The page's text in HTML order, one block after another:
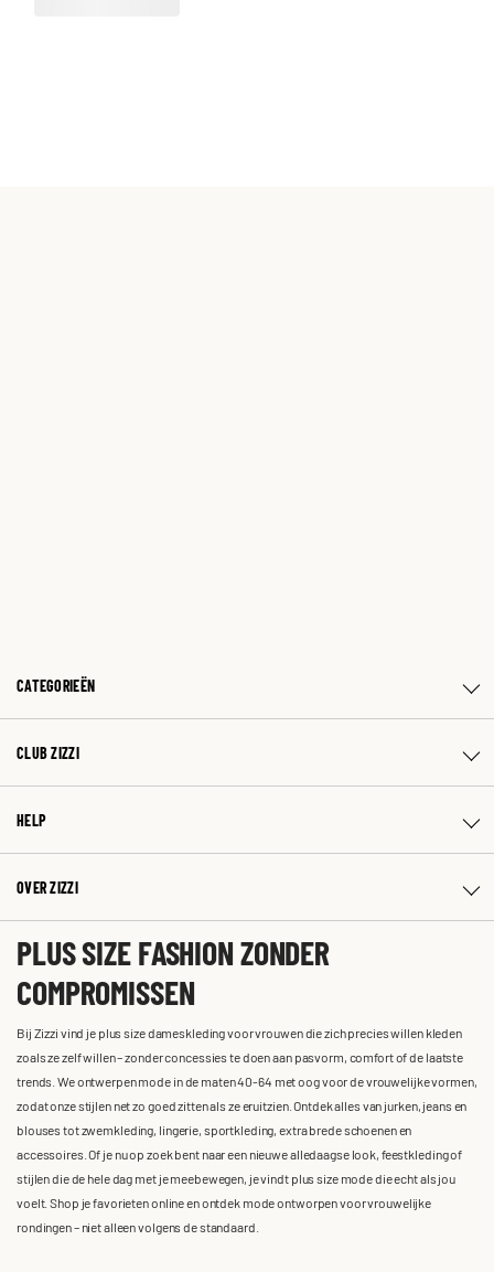
CATEGORIEËN
CLUB ZIZZI
HELP
OVER ZIZZI
PLUS SIZE FASHION ZONDER
COMPROMISSEN
Bij Zizzi vind je plus size dameskleding voor vrouwen die zich precies willen kleden
zoals ze zelf willen – zonder concessies te doen aan pasvorm, comfort of de laatste
trends. We ontwerpen mode in de maten 40-64 met oog voor de vrouwelijke vormen,
zodat onze stijlen net zo goed zitten als ze eruitzien. Ontdek alles van jurken, jeans en
blouses tot zwemkleding, lingerie, sportkleding, extra brede schoenen en
accessoires. Of je nu op zoek bent naar een nieuwe alledaagse look, feestkleding of
stijlen die de hele dag met je meebewegen, je vindt plus size mode die echt als jou
voelt. Shop je favorieten online en ontdek mode ontworpen voor vrouwelijke
rondingen – niet alleen volgens de standaard.